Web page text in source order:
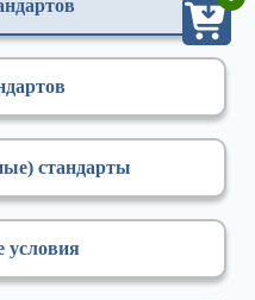
стандарты
условия